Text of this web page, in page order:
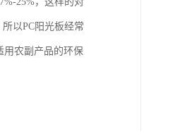
以PC阳光板经常
用农副产品的环保